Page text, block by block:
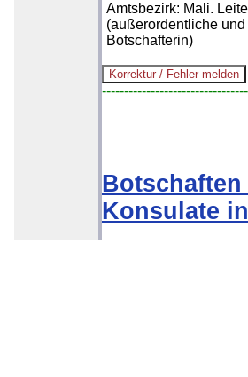
Amtsbezirk: Mali.
(außerordentliche
Botschafterin)
Konsulate